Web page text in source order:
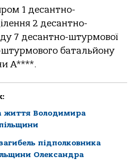
1 десантно-
2 десантно-
7 десантно-штурмової
батальйону
А****.
життя Володимира
підполковника
Олександра